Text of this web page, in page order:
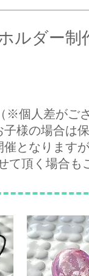
ルダー制
※個人差がご
様の場合は
となります
て頂く場合も